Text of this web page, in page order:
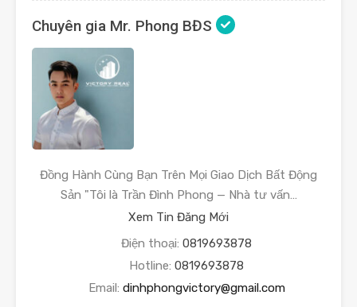
Chuyên gia Mr. Phong BĐS
Đồng Hành Cùng Bạn Trên Mọi Giao Dịch Bất Động
Sản "Tôi là Trần Đình Phong — Nhà tư vấn…
Xem Tin Đăng Mới
Điện thoại: 0819693878
Hotline: 0819693878
Email: dinhphongvictory@gmail.com